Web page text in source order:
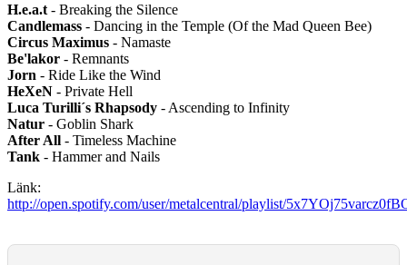
H.e.a.t - Breaking the Silence
Candlemass - Dancing in the Temple (Of the Mad Queen Bee)
Circus Maximus - Namaste
Be'lakor - Remnants
Jorn - Ride Like the Wind
HeXeN - Private Hell
Luca Turilli´s Rhapsody - Ascending to Infinity
Natur - Goblin Shark
After All - Timeless Machine
Tank - Hammer and Nails
Länk:
http://open.spotify.com/user/metalcentral/playlist/